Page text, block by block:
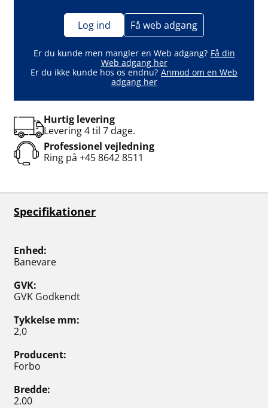
Log ind Få web adgang
Er du kunde men mangler en Web adgang? Få din
Web adgang her
Er du ikke kunde hos os endnu? Anmod om en Web
adgang her
Hurtig levering
Levering 4 til 7 dage.
Professionel vejledning
Ring på +45 8642 8511
Specifikationer
Enhed
Banevare
GVK
GVK Godkendt
Tykkelse mm
2,0
Producent
Forbo
Bredde
2.00